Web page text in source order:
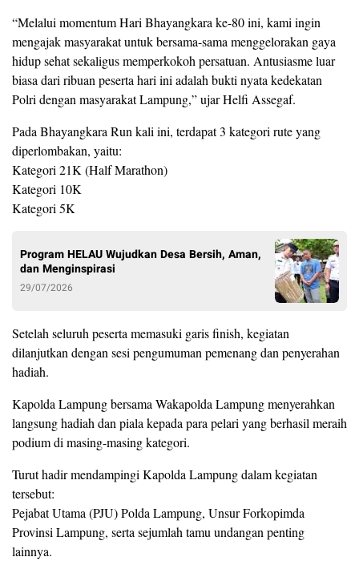
“Melalui momentum Hari Bhayangkara ke-80 ini, kami ingin
mengajak masyarakat untuk bersama-sama menggelorakan gaya
hidup sehat sekaligus memperkokoh persatuan. Antusiasme luar
biasa dari ribuan peserta hari ini adalah bukti nyata kedekatan
Polri dengan masyarakat Lampung,” ujar Helfi Assegaf.
Pada Bhayangkara Run kali ini, terdapat 3 kategori rute yang
diperlombakan, yaitu:
Kategori 21K (Half Marathon)
Kategori 10K
Kategori 5K
Program HELAU Wujudkan Desa Bersih, Aman,
dan Menginspirasi
29/07/2026
Setelah seluruh peserta memasuki garis finish, kegiatan
dilanjutkan dengan sesi pengumuman pemenang dan penyerahan
hadiah.
Kapolda Lampung bersama Wakapolda Lampung menyerahkan
langsung hadiah dan piala kepada para pelari yang berhasil meraih
podium di masing-masing kategori.
Turut hadir mendampingi Kapolda Lampung dalam kegiatan
tersebut:
Pejabat Utama (PJU) Polda Lampung, Unsur Forkopimda
Provinsi Lampung, serta sejumlah tamu undangan penting
lainnya.